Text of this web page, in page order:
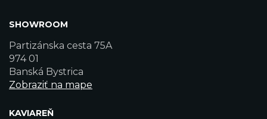
SHOWROOM
Partizánska cesta 75A
974 01
Banská Bystrica
Zobraziť na mape
KAVIAREŇ